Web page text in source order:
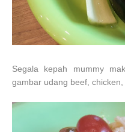
Segala kepah mummy
gambar udang beef,